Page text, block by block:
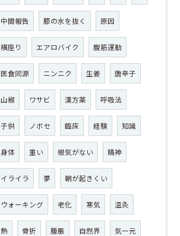
中間報告 膝の水を抜く 原因
横座り エアロバイク 腹筋運動
医食同源 ニンニク 生姜 唐辛子
山椒 ワサビ 漢方薬 呼吸法
子供 ノボセ 臨床 経験 知識
身体 重い 根気がない 精神
イライラ 夢 朝が起きくい
ウォーキング 老化 寒気 温灸
熱 骨折 腫脹 自然界 気一元